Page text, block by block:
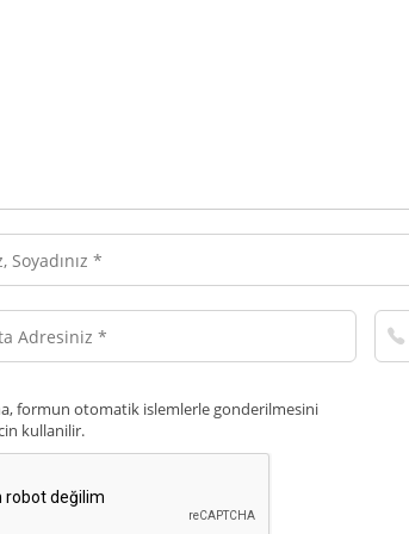
formun otomatik islemlerle gonderilmesini
kullanilir.